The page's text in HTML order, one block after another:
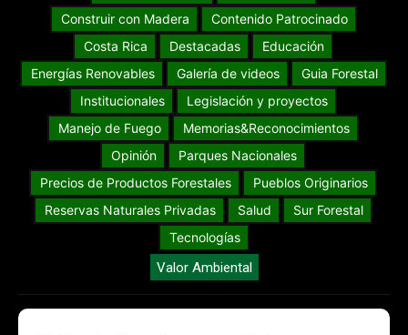
Construir con Madera
Contenido Patrocinado
Costa Rica
Destacadas
Educación
Energías Renovables
Galería de videos
Guia Forestal
Institucionales
Legislación y proyectos
Manejo de Fuego
Memorias&Reconocimientos
Opinión
Parques Nacionales
Precios de Productos Forestales
Pueblos Originarios
Reservas Naturales Privadas
Salud
Sur Forestal
Tecnologías
Valor Ambiental